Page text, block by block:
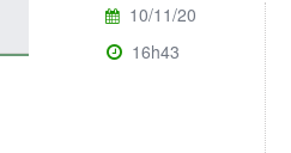
10/11/20
16h43